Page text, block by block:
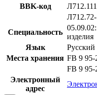
BBK-код
Специальность
изделия
Язык
Русский
Места хранения FB 9 95-
FB 9 95-
Электронный
адрес